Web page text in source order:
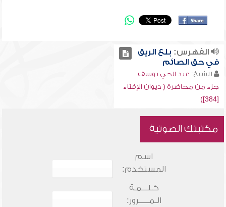
الفهرس: بلع الريق
في حق الصائم
للشيخ: عبد الحي يوسف
جزء من محاضرة ( ديوان الإفتاء
[384])
مكتبتك الصوتية
اسم
المستخدم:
كـلـــمـة
الـمـــــرور: